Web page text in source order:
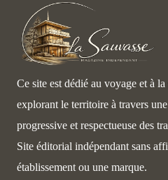
Ce site est dédié au voyage et à
explorant le territoire à travers
progressive et respectueuse des
Site éditorial indépendant sans
établissement ou une marque.